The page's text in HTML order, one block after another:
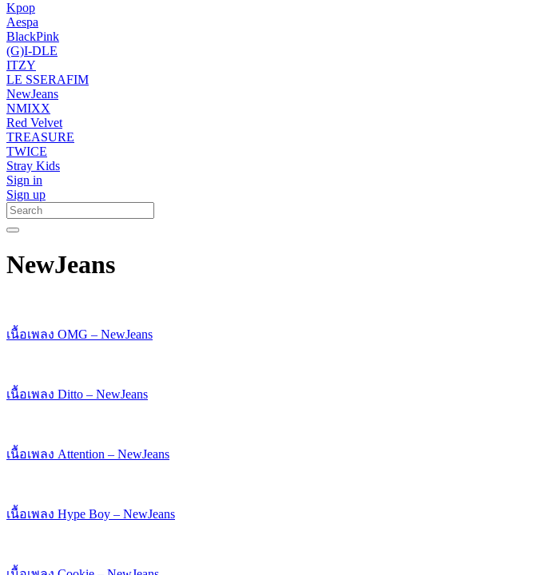
Kpop
Aespa
BlackPink
(G)I-DLE
ITZY
LE SSERAFIM
NewJeans
NMIXX
Red Velvet
TREASURE
TWICE
Stray Kids
Sign in
Sign up
NewJeans
เนื้อเพลง OMG – NewJeans
เนื้อเพลง Ditto – NewJeans
เนื้อเพลง Attention – NewJeans
เนื้อเพลง Hype Boy – NewJeans